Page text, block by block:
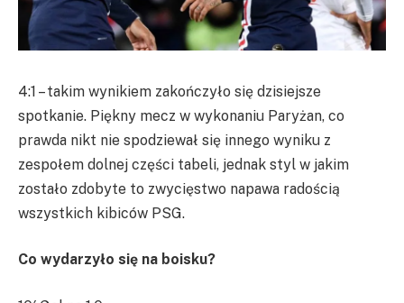
4:1 – takim wynikiem zakończyło się dzisiejsze
spotkanie. Piękny mecz w wykonaniu Paryżan, co
prawda nikt nie spodziewał się innego wyniku z
zespołem dolnej części tabeli, jednak styl w jakim
zostało zdobyte to zwycięstwo napawa radością
wszystkich kibiców PSG.
Co wydarzyło się na boisku?